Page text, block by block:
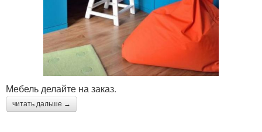
Мебель делайте на заказ.
читать дальше →